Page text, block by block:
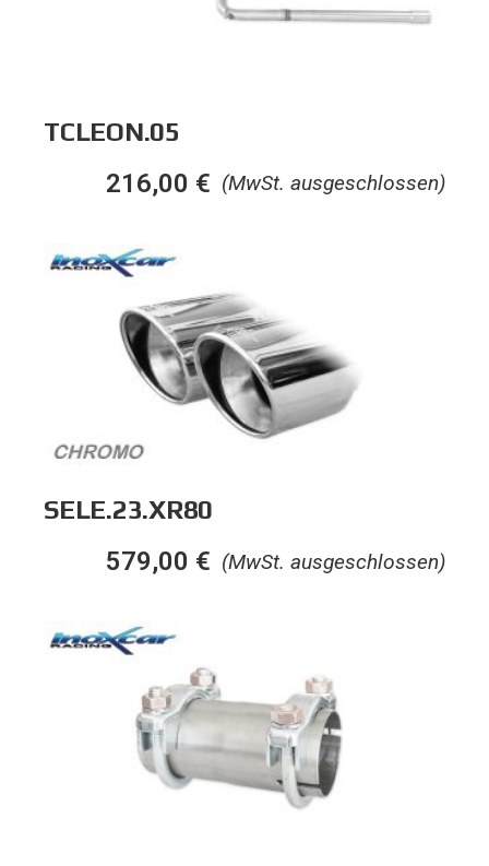
TCLEON.05
(MwSt. ausgeschlossen)
216,00 €
SELE.23.XR80
(MwSt. ausgeschlossen)
579,00 €